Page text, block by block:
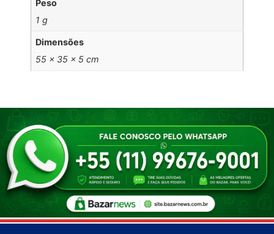
Peso
1 g
Dimensões
55 × 35 × 5 cm